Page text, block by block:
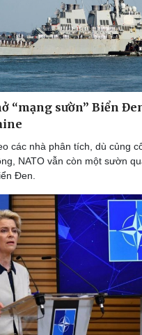
Ô tô - Xe
Ô tô
“mạng sườn” Biển
các nhà phân tích, dù củng
NATO vẫn còn một sườn
Đen.